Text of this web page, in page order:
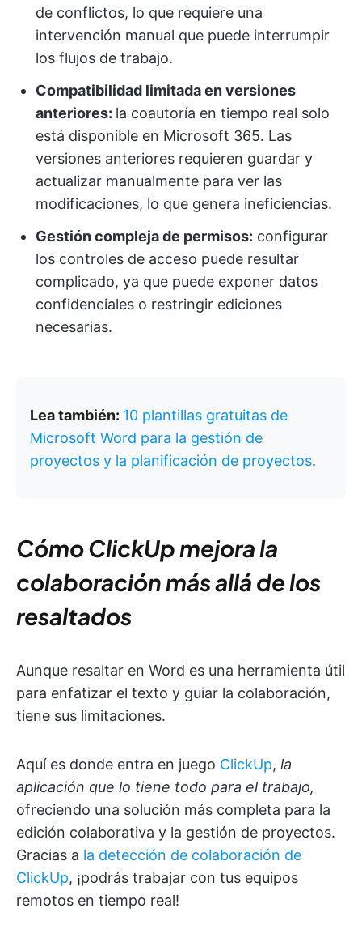
de conflictos, lo que requiere una
intervención manual que puede interrumpir
los flujos de trabajo.
Compatibilidad limitada en versiones
anteriores: la coautoría en tiempo real solo
está disponible en Microsoft 365. Las
versiones anteriores requieren guardar y
actualizar manualmente para ver las
modificaciones, lo que genera ineficiencias.
Gestión compleja de permisos: configurar
los controles de acceso puede resultar
complicado, ya que puede exponer datos
confidenciales o restringir ediciones
necesarias.
Lea también: 10 plantillas gratuitas de
Microsoft Word para la gestión de
proyectos y la planificación de proyectos.
Cómo ClickUp mejora la
colaboración más allá de los
resaltados
Aunque resaltar en Word es una herramienta útil
para enfatizar el texto y guiar la colaboración,
tiene sus limitaciones.
Aquí es donde entra en juego ClickUp, la
aplicación que lo tiene todo para el trabajo,
ofreciendo una solución más completa para la
edición colaborativa y la gestión de proyectos.
Gracias a la detección de colaboración de
ClickUp, ¡podrás trabajar con tus equipos
remotos en tiempo real!